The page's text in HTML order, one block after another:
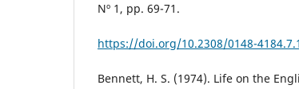
Nº 1, pp. 69-71.
https://doi.org/10.2308/0148-
Bennett, H. S. (1974). Life on the